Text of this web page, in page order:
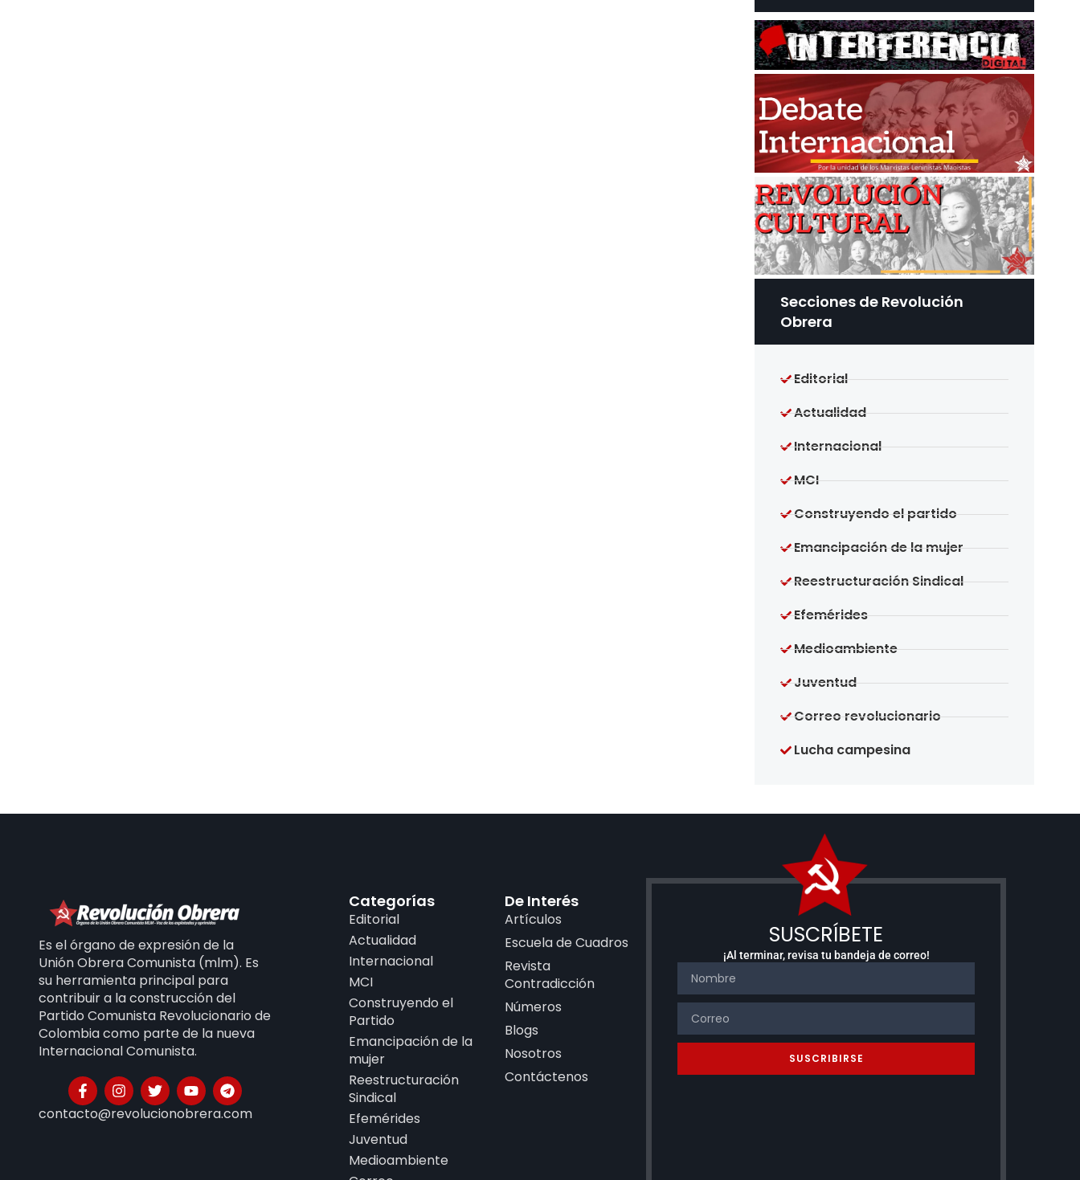
Secciones de Revolución
Obrera
Editorial
Actualidad
Internacional
MCI
Construyendo el partido
Emancipación de la mujer
Reestructuración Sindical
Efemérides
Medioambiente
Juventud
Correo revolucionario
Lucha campesina
Es el órgano de expresión de la
Unión Obrera Comunista (mlm). Es
su herramienta principal para
contribuir a la construcción del
Partido Comunista Revolucionario de
Colombia como parte de la nueva
Internacional Comunista.
contacto@revolucionobrera.com
Categorías
Editorial
Actualidad
Internacional
MCI
Construyendo el
Partido
Emancipación de la
mujer
Reestructuración
Sindical
Efemérides
Juventud
Medioambiente
De Interés
Artículos
Escuela de Cuadros
Revista
Contradicción
Números
Blogs
Nosotros
Contáctenos
SUSCRÍBETE
¡Al terminar, revisa tu bandeja de correo!
SUSCRIBIRSE